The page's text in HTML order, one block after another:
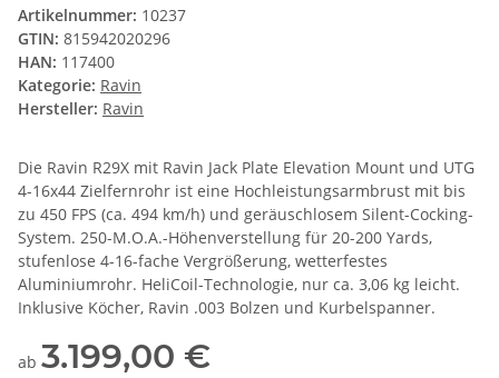
Artikelnummer: 10237
GTIN: 815942020296
HAN: 117400
Kategorie: Ravin
Hersteller: Ravin
Die Ravin R29X mit Ravin Jack Plate Elevation Mount und UTG
4-16x44 Zielfernrohr ist eine Hochleistungsarmbrust mit bis
zu 450 FPS (ca. 494 km/h) und geräuschlosem Silent-Cocking-
System. 250-M.O.A.-Höhenverstellung für 20-200 Yards,
stufenlose 4-16-fache Vergrößerung, wetterfestes
Aluminiumrohr. HeliCoil-Technologie, nur ca. 3,06 kg leicht.
Inklusive Köcher, Ravin .003 Bolzen und Kurbelspanner.
ab 3.199,00 €